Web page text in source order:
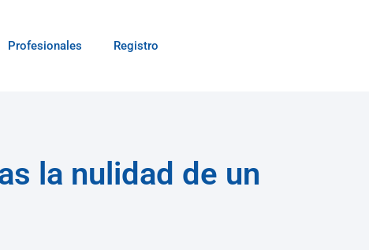
Profesionales Registro
la nulidad de un